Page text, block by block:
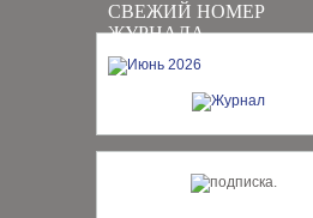
СВЕЖИЙ НОМЕР
ЖУРНАЛА